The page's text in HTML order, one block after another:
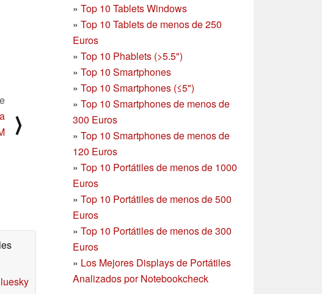
» Top 10 Tablets Windows
» Top 10 Tablets de menos de 250
Euros
» Top 10 Phablets (>5.5")
» Top 10 Smartphones
» Top 10 Smartphones (≤5")
» Top 10 Smartphones de menos de
300 Euros
» Top 10 Smartphonesde menos de
120 Euros
» Top 10 Portátiles de menos de 1000
Euros
» Top 10 Portátiles de menos de 500
Euros
» Top 10 Portátiles de menos de 300
Euros
» Los Mejores Displays de Portátiles
Analizados por Notebookcheck
⟩